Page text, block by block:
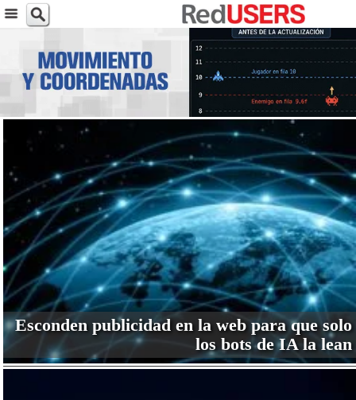
Esconden publicidad en la web para que solo
los bots de IA la lean